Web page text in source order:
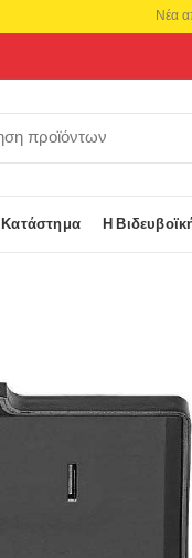
Κατάστημα Η
Νέα